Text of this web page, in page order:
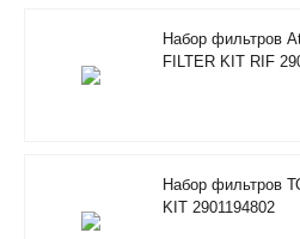
Набор фильтров
FILTER KIT RIF
Набор фильтров
KIT 2901194802